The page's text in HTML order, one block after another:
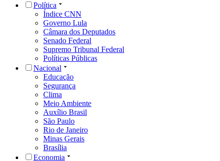
Política
Índice CNN
Governo Lula
Câmara dos Deputados
Senado Federal
Supremo Tribunal Federal
Políticas Públicas
Nacional
Educação
Segurança
Clima
Meio Ambiente
Auxílio Brasil
São Paulo
Rio de Janeiro
Minas Gerais
Brasília
Economia